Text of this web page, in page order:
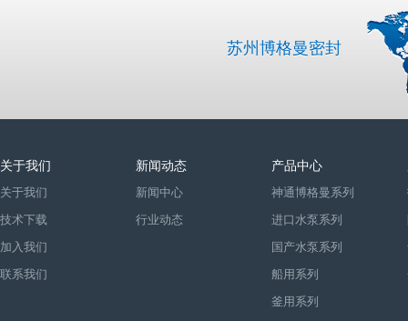
苏州博格曼密封
关于我们
关于我们
技术下载
加入我们
联系我们
新闻动态
新闻中心
行业动态
产品中心
神通博格曼系列
进口水泵系列
国产水泵系列
船用系列
釜用系列